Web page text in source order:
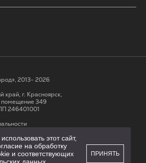
2013- 2026
край, г. Красноярск,
помещение 349
246401001
персональных данных
рассылки
на сайте наш.дом.рф
является публичной офертой
этот сайт,
на обработку
и соответствующих
ПРИНЯТЬ